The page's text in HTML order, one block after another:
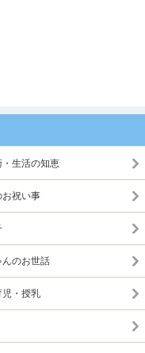
・生活の知恵
お祝い事
んのお世話
児・授乳